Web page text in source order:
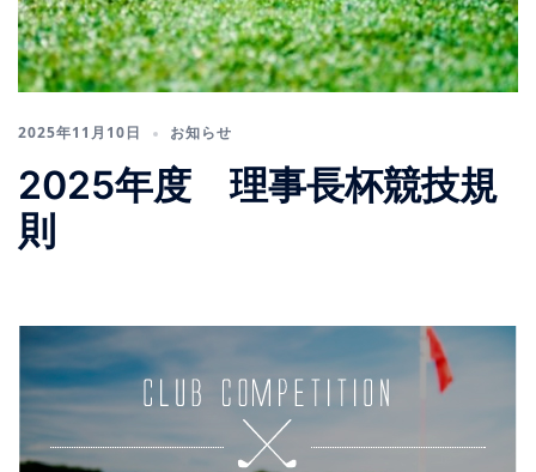
2025年11月10日 お知らせ
2025年度 理事長杯競技規
則